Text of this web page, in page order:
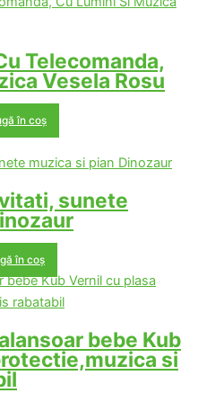
Telecomanda,
Vesela Rosu
în coș
sunete
în coș
bebe Kub
si